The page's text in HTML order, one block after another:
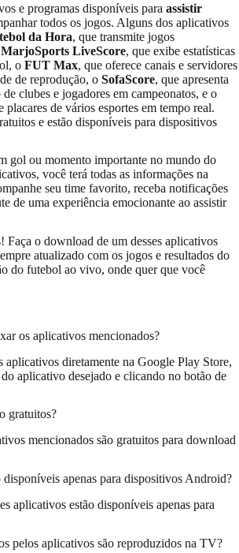
e programas disponíveis para assistir
todos os jogos. Alguns dos aplicativos
da Hora, que transmite jogos
MarjoSports LiveScore, que exibe estatísticas
o FUT Max, que oferece canais e servidores
de reprodução, o SofaScore, que apresenta
de clubes e jogadores em campeonatos, e o
placares de vários esportes em tempo real.
e estão disponíveis para dispositivos
gol ou momento importante no mundo do
você terá todas as informações na
seu time favorito, receba notificações
de uma experiência emocionante ao assistir
Faça o download de um desses aplicativos
atualizado com os jogos e resultados do
do futebol ao vivo, onde quer que você
os aplicativos mencionados?
aplicativos diretamente na Google Play Store,
aplicativo desejado e clicando no botão de
gratuitos?
mencionados são gratuitos para download
apenas para dispositivos Android?
aplicativos estão disponíveis apenas para
pelos aplicativos são reproduzidos na TV?